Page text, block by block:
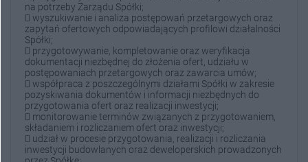
na potrzeby Zarządu Spółki;
 wyszukiwanie i analiza postępowań przetargowych oraz
zapytań ofertowych odpowiadających profilowi działalności
Spółki;
 przygotowywanie, kompletowanie oraz weryfikacja
dokumentacji niezbędnej do złożenia ofert, udziału w
postępowaniach przetargowych oraz zawarcia umów;
 współpraca z poszczególnymi działami Spółki w zakresie
pozyskiwania dokumentów i informacji niezbędnych do
przygotowania ofert oraz realizacji inwestycji;
 monitorowanie terminów związanych z przygotowaniem,
składaniem i rozliczaniem ofert oraz inwestycji;
 udział w procesie przygotowania, realizacji i rozliczania
inwestycji budowlanych oraz deweloperskich prowadzonych